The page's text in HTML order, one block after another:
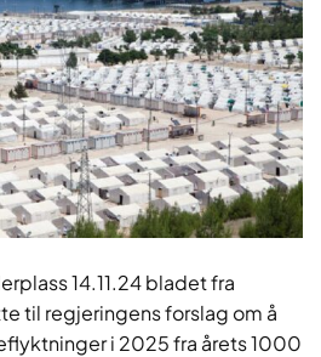
14.11.24 bladet fra
til regjeringens forslag om å
i 2025 fra årets 1000